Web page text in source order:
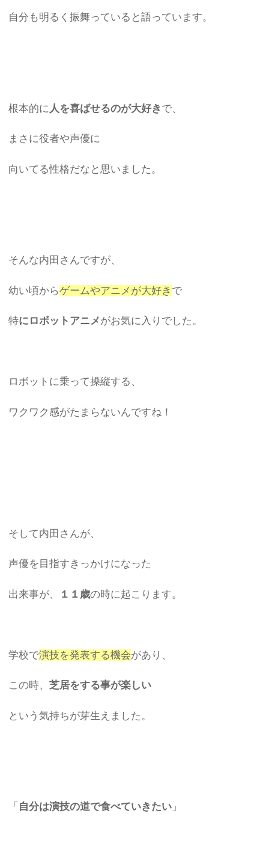
自分も明るく振舞っていると語っています。
根本的に人を喜ばせるのが大好き で、
まさに役者や声優に
向いてる性格だなと思いました。
そんな内田さんですが、
幼い頃からゲームやアニメが大好き で
特にロボットアニメがお気に入りでした。
ロボットに乗って操縦する、
ワクワク感がたまらないんですね！
そして内田さんが、
声優を目指すきっかけになった
出来事が、 １１歳の時に起こります。
学校で演技を発表する機会があり、
この時、芝居をする事が楽しい
という気持ちが芽生えました。
「 自分は演技の道で食べていきたい 」